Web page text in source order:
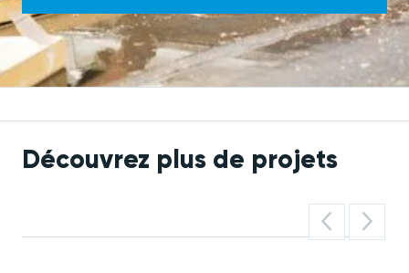
Découvrez plus de projets